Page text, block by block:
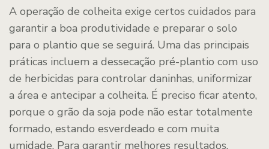
A operação de colheita exige certos cuidados para
garantir a boa produtividade e preparar o solo
para o plantio que se seguirá. Uma das principais
práticas incluem a dessecação pré-plantio com uso
de herbicidas para controlar daninhas, uniformizar
a área e antecipar a colheita. É preciso ficar atento,
porque o grão da soja pode não estar totalmente
formado, estando esverdeado e com muita
umidade. Para garantir melhores resultados,